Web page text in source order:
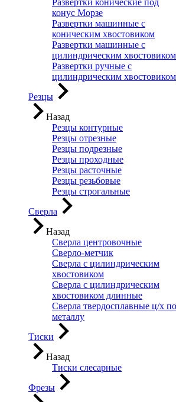
Развертки конические под
конус Морзе
Развертки машинные с
коническим хвостовиком
Развертки машинные с
цилиндрическим хвостовиком
Развертки ручные с
цилиндрическим хвостовиком
Резцы
Назад
Резцы контурные
Резцы отрезные
Резцы подрезные
Резцы проходные
Резцы расточные
Резцы резьбовые
Резцы строгальные
Сверла
Назад
Сверла центровочные
Сверло-метчик
Сверла с цилиндрическим
хвостовиком
Сверла с цилиндрическим
хвостовиком длинные
Сверла твердосплавные ц/х по
металлу
Тиски
Назад
Тиски слесарные
Фрезы